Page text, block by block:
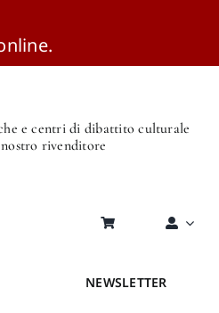
e centri di dibattito culturale
rivenditore
NEWSLETTER